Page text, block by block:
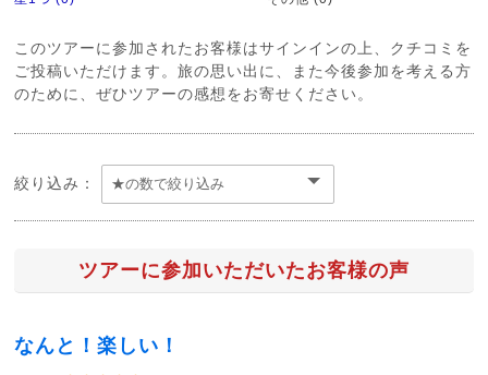
このツアーに参加されたお客様はサインインの上、クチコミを
ご投稿いただけます。旅の思い出に、また今後参加を考える方
のために、ぜひツアーの感想をお寄せください。
絞り込み：
ツアーに参加いただいたお客様の声
なんと！楽しい！